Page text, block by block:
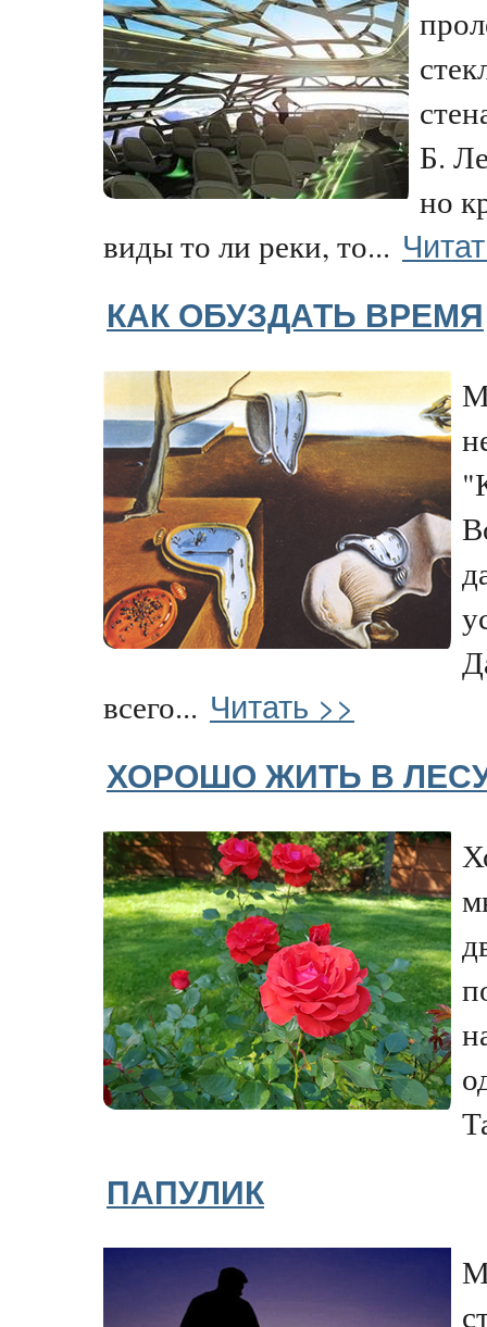
Б.
но
виды то ли реки, то...
КАК ОБУЗДАТЬ ВРЕМЯ
всего... Читать >>
ХОРОШО ЖИТЬ В
ПАПУЛИК